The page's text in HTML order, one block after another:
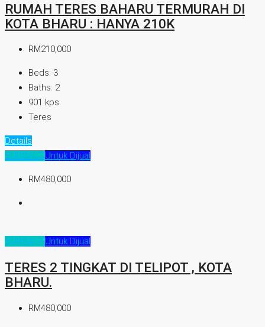
RUMAH TERES BAHARU TERMURAH DI
KOTA BHARU : HANYA 210K
RM210,000
Beds: 3
Baths: 2
901 kps
Teres
Details
SUBSALE Untuk Dijual
RM480,000
SUBSALE Untuk Dijual
TERES 2 TINGKAT DI TELIPOT , KOTA
BHARU.
RM480,000